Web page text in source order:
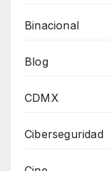
Binacional
Blog
CDMX
Ciberseguridad